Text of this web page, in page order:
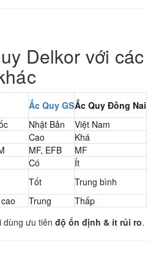
Delkor với các
Ắc Quy GSẮc Quy Đồng Nai
Nhật Bản
Việt Nam
Cao
Khá
MF, EFB
MF
Có
Ít
Tốt
Trung bình
Trung
Thấp
dùng ưu tiên độ ổn định & ít rủi ro.